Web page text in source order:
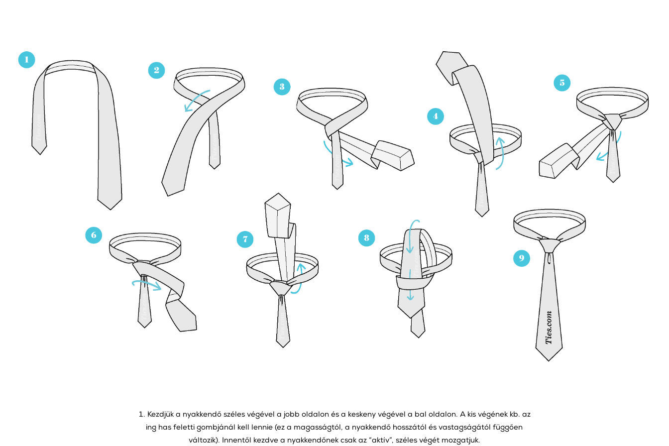
Kezdjük a nyakkendő széles végével a jobb oldalon és a keskeny végével a bal oldalon. A kis végének kb. az
ing has feletti gombjánál kell lennie (ez a magasságtól, a nyakkendő hosszától és vastagságától függően
változik). Innentől kezdve a nyakkendőnek csak az “aktív”, széles végét mozgatjuk.